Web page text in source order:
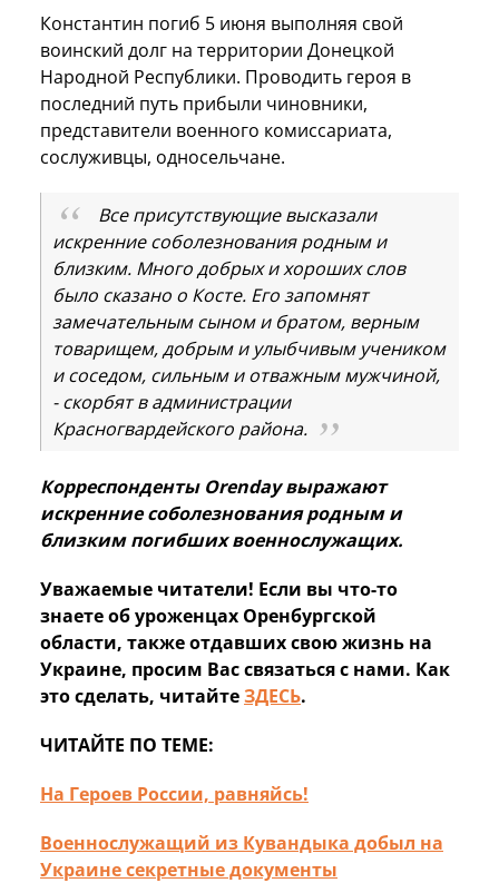
Константин погиб 5 июня выполняя свой
воинский долг на территории Донецкой
Народной Республики. Проводить героя в
последний путь прибыли чиновники,
представители военного комиссариата,
сослуживцы, односельчане.
Все присутствующие высказали
искренние соболезнования родным и
близким. Много добрых и хороших слов
было сказано о Косте. Его запомнят
замечательным сыном и братом, верным
товарищем, добрым и улыбчивым учеником
и соседом, сильным и отважным мужчиной,
- скорбят в администрации
Красногвардейского района.
Корреспонденты Orenday выражают
искренние соболезнования родным и
близким погибших военнослужащих.
Уважаемые читатели! Если вы что-то
знаете об уроженцах Оренбургской
области, также отдавших свою жизнь на
Украине, просим Вас связаться с нами. Как
это сделать, читайтеЗДЕСЬ.
ЧИТАЙТЕ ПО ТЕМЕ:
На Героев России, равняйсь!
Военнослужащий из Кувандыка добыл на
Украине секретные документы